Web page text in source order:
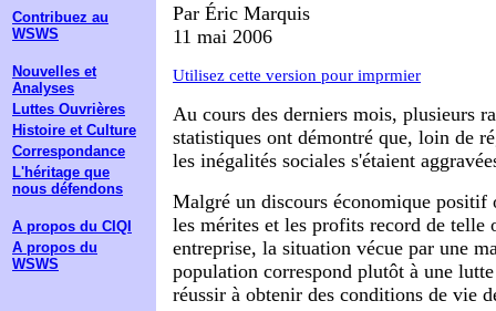
Contribuez au
WSWS
Nouvelles et
Analyses
Luttes Ouvrières
Histoire et Culture
Correspondance
L'héritage que
nous défendons
A propos du CIQI
A propos du
WSWS
Par Éric Marquis
11 mai 2006
Utilisez cette version pour imprmier
Au cours des derniers mois, plusieurs
statistiques ont démontré que, loin de
les inégalités sociales s'étaient
Malgré un discours économique positif
les mérites et les profits record de telle
entreprise, la situation vécue par une
population correspond plutôt à une
réussir à obtenir des conditions de vie